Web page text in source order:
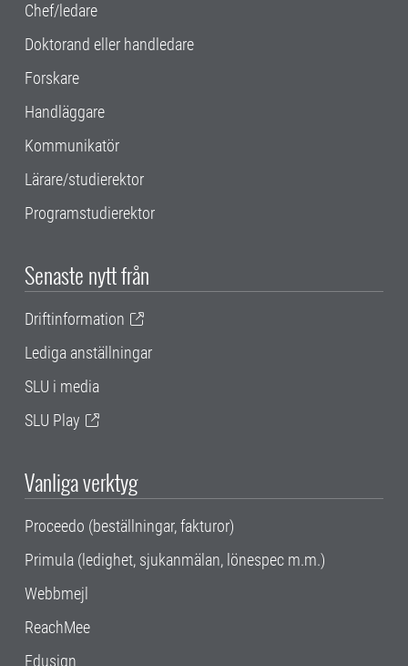
Chef/ledare
Doktorand eller handledare
Forskare
Handläggare
Kommunikatör
Lärare/studierektor
Programstudierektor
Senaste nytt från
Driftinformation
Lediga anställningar
SLU i media
SLU Play
Vanliga verktyg
Proceedo (beställningar, fakturor)
Primula (ledighet, sjukanmälan, lönespec m.m.)
Webbmejl
ReachMee
Edusign